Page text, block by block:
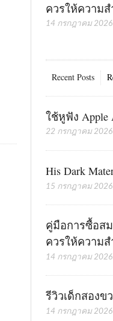
ควรให้ความ
14 กรกฎาคม 2026
Recent Posts
ใช้หูฟัง Apple
22 กรกฎาคม 2026
His Dark
15 กรกฎาคม 2026
คู่มือการซื้อส
ควรให้ความ
14 กรกฎาคม 2026
รีวิวเด็กสองข
14 กรกฎาคม 2026